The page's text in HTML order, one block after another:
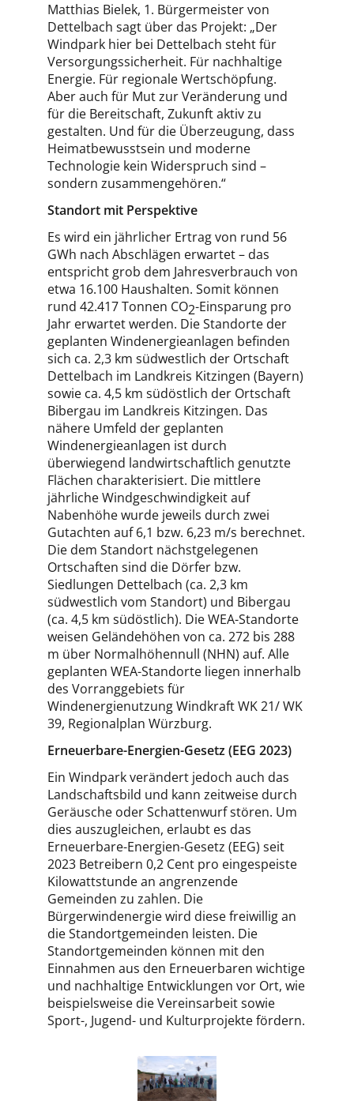
Matthias Bielek, 1. Bürgermeister von
Dettelbach sagt über das Projekt: „Der
Windpark hier bei Dettelbach steht für
Versorgungssicherheit. Für nachhaltige
Energie. Für regionale Wertschöpfung.
Aber auch für Mut zur Veränderung und
für die Bereitschaft, Zukunft aktiv zu
gestalten. Und für die Überzeugung, dass
Heimatbewusstsein und moderne
Technologie kein Widerspruch sind –
sondern zusammengehören.“
Standort mit Perspektive
Es wird ein jährlicher Ertrag von rund 56
GWh nach Abschlägen erwartet – das
entspricht grob dem Jahresverbrauch von
etwa 16.100 Haushalten. Somit können
rund 42.417 Tonnen CO2-Einsparung pro
Jahr erwartet werden. Die Standorte der
geplanten Windenergieanlagen befinden
sich ca. 2,3 km südwestlich der Ortschaft
Dettelbach im Landkreis Kitzingen (Bayern)
sowie ca. 4,5 km südöstlich der Ortschaft
Bibergau im Landkreis Kitzingen. Das
nähere Umfeld der geplanten
Windenergieanlagen ist durch
überwiegend landwirtschaftlich genutzte
Flächen charakterisiert. Die mittlere
jährliche Windgeschwindigkeit auf
Nabenhöhe wurde jeweils durch zwei
Gutachten auf 6,1 bzw. 6,23 m/s berechnet.
Die dem Standort nächstgelegenen
Ortschaften sind die Dörfer bzw.
Siedlungen Dettelbach (ca. 2,3 km
südwestlich vom Standort) und Bibergau
(ca. 4,5 km südöstlich). Die WEA-Standorte
weisen Geländehöhen von ca. 272 bis 288
m über Normalhöhennull (NHN) auf. Alle
geplanten WEA-Standorte liegen innerhalb
des Vorranggebiets für
Windenergienutzung Windkraft WK 21/ WK
39, Regionalplan Würzburg.
Erneuerbare-Energien-Gesetz (EEG 2023)
Ein Windpark verändert jedoch auch das
Landschaftsbild und kann zeitweise durch
Geräusche oder Schattenwurf stören. Um
dies auszugleichen, erlaubt es das
Erneuerbare-Energien-Gesetz (EEG) seit
2023 Betreibern 0,2 Cent pro eingespeiste
Kilowattstunde an angrenzende
Gemeinden zu zahlen. Die
Bürgerwindenergie wird diese freiwillig an
die Standortgemeinden leisten. Die
Standortgemeinden können mit den
Einnahmen aus den Erneuerbaren wichtige
und nachhaltige Entwicklungen vor Ort, wie
beispielsweise die Vereinsarbeit sowie
Sport-, Jugend- und Kulturprojekte fördern.